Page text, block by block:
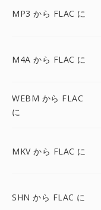
MP3 から FLAC に
M4A から FLAC に
WEBM から FLAC
に
MKV から FLAC に
SHN から FLAC に